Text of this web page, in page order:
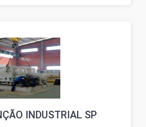
INDUSTRIAL SP